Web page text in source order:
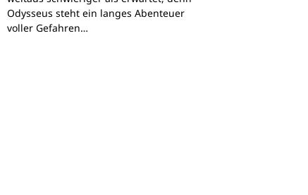
Odysseus steht ein langes Abenteuer
voller Gefahren…